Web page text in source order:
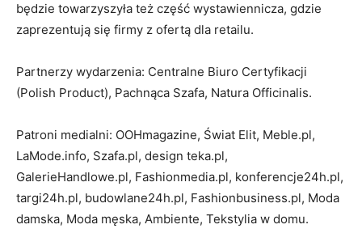
będzie towarzyszyła też część wystawiennicza, gdzie
zaprezentują się firmy z ofertą dla retailu.
Partnerzy wydarzenia: Centralne Biuro Certyfikacji
(Polish Product), Pachnąca Szafa, Natura Officinalis.
Patroni medialni: OOHmagazine, Świat Elit, Meble.pl,
LaMode.info, Szafa.pl, design teka.pl,
GalerieHandlowe.pl, Fashionmedia.pl, konferencje24h.pl,
targi24h.pl, budowlane24h.pl, Fashionbusiness.pl, Moda
damska, Moda męska, Ambiente, Tekstylia w domu.